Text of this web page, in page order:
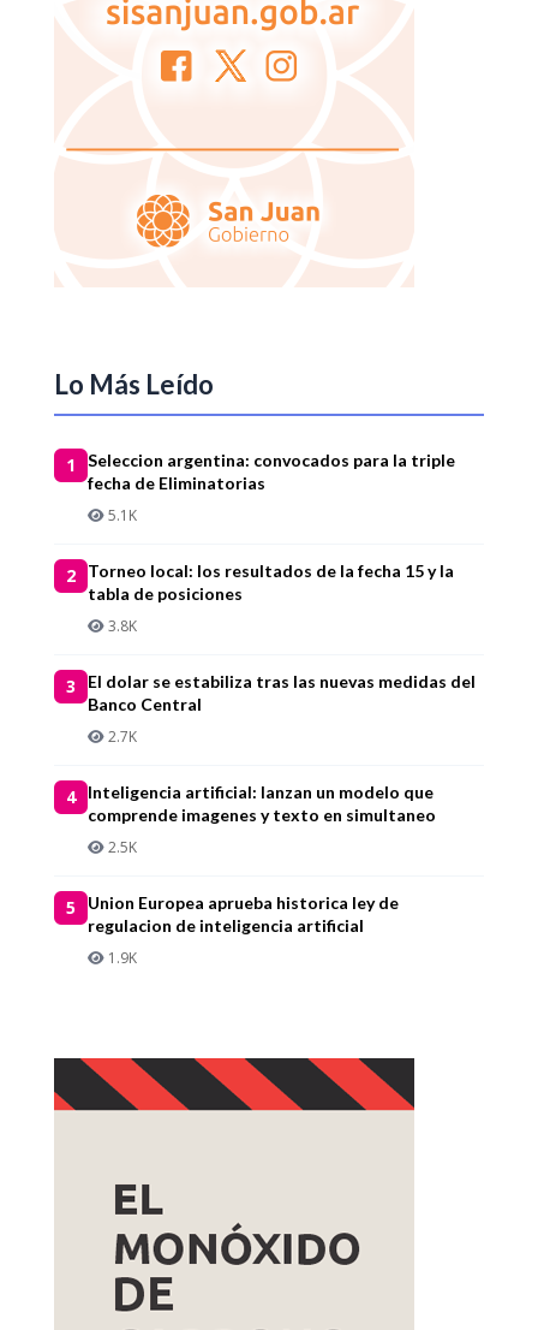
Lo Más Leído
1
Seleccion argentina: convocados para la triple
fecha de Eliminatorias
5.1K
2
Torneo local: los resultados de la fecha 15 y la
tabla de posiciones
3.8K
3
El dolar se estabiliza tras las nuevas medidas del
Banco Central
2.7K
4
Inteligencia artificial: lanzan un modelo que
comprende imagenes y texto en simultaneo
2.5K
5
Union Europea aprueba historica ley de
regulacion de inteligencia artificial
1.9K